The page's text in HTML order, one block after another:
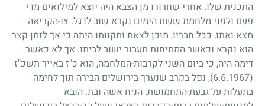
התכנית שלו. אחרי שחרורו מן הצבא היה יוצא למילואים מדי
פעם ולפני מלחמת ששת הימים נקרא שוב לדגל. צו-הקריאה
מצא ואתו, ככל חבריו, מוכן לצאת ותקוותו היתה כי אך לזמן קצר
הוא נקרא וכאשר המתיחות תעבור ישוב לביתו. אך לא כאשר
דימה היה, כי ביום השני לקרבות-המלחמה, הוא כ"ז באייר תשכ"ז
(6.6.1967)
, נפל בקרב שנערך בירושלים הבירה תוך לחימה
בתעלות על גבעת-התחמושת. הניח אשה ובת. הובא